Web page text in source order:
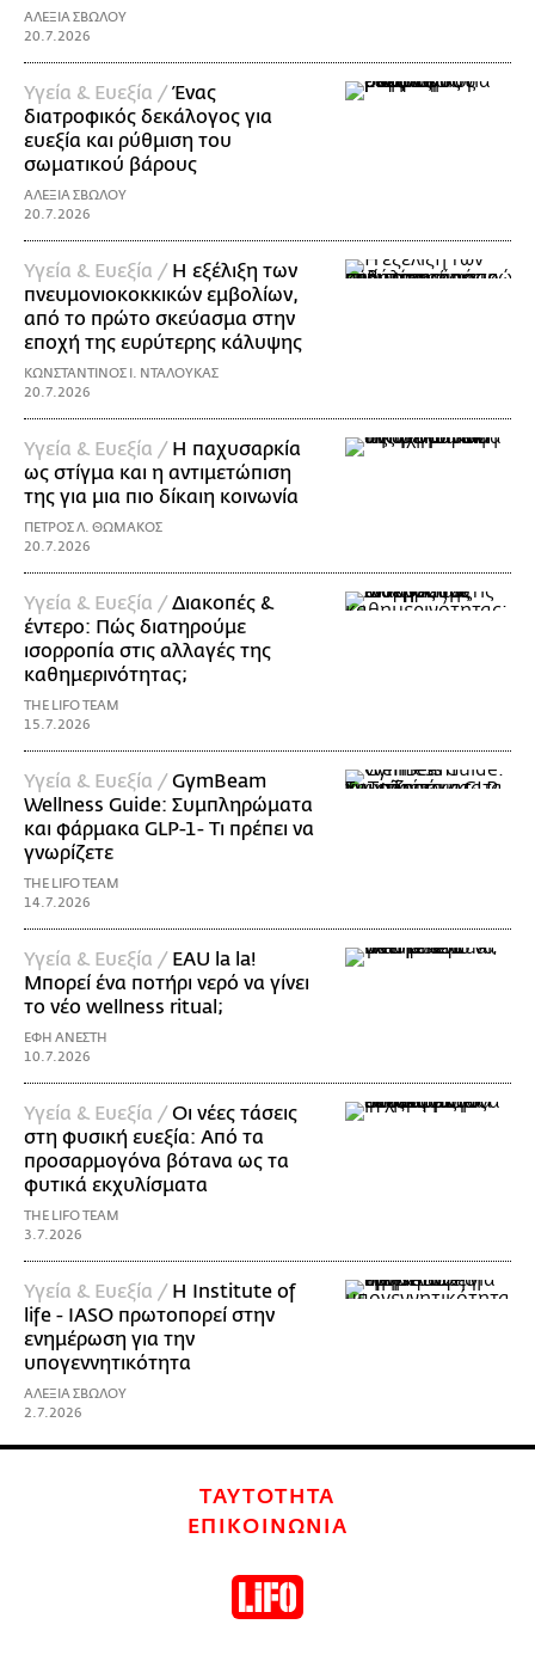
ΑΛΕΞΙΑ ΣΒΩΛΟΥ
20.7.2026
Υγεία & Ευεξία /Ένας
διατροφικός δεκάλογος για
ευεξία και ρύθμιση του
σωματικού βάρους
ΑΛΕΞΙΑ ΣΒΩΛΟΥ
20.7.2026
Υγεία & Ευεξία / Η εξέλιξη των
πνευμονιοκοκκικών εμβολίων,
από το πρώτο σκεύασμα στην
εποχή της ευρύτερης κάλυψης
ΚΩΝΣΤΑΝΤΙΝΟΣ Ι. ΝΤΑΛΟΥΚΑΣ
20.7.2026
Υγεία & Ευεξία / Η παχυσαρκία
ως στίγμα και η αντιμετώπιση
της για μια πιο δίκαιη κοινωνία
ΠΕΤΡΟΣ Λ. ΘΩΜΑΚΟΣ
20.7.2026
Υγεία & Ευεξία /Διακοπές &
έντερο: Πώς διατηρούμε
ισορροπία στις αλλαγές της
καθημερινότητας;
THE LIFO TEAM
15.7.2026
Υγεία & Ευεξία /GymBeam
Wellness Guide: Συμπληρώματα
και φάρμακα GLP-1- Τι πρέπει να
γνωρίζετε
THE LIFO TEAM
14.7.2026
Υγεία & Ευεξία / EAU la la!
Μπορεί ένα ποτήρι νερό να γίνει
το νέο wellness ritual;
ΕΦΗ ΑΝΕΣΤΗ
10.7.2026
Υγεία & Ευεξία /Οι νέες τάσεις
στη φυσική ευεξία: Από τα
προσαρμογόνα βότανα ως τα
φυτικά εκχυλίσματα
THE LIFO TEAM
3.7.2026
Υγεία & Ευεξία / Η Institute of
life - IASO πρωτοπορεί στην
ενημέρωση για την
υπογεννητικότητα
ΑΛΕΞΙΑ ΣΒΩΛΟΥ
2.7.2026
ΤΑΥΤΟΤΗΤΑ
ΕΠΙΚΟΙΝΩΝΙΑ